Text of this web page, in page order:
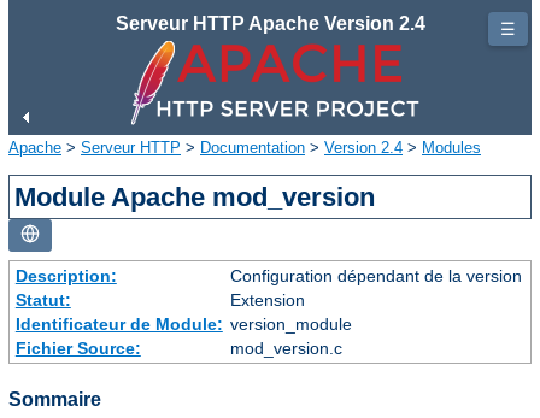
Serveur HTTP Apache Version 2.4
Apache > Serveur HTTP > Documentation > Version 2.4 > Modules
Module Apache mod_version
Description:
Configuration dépendant de la version
Statut:
Extension
Identificateur de Module: version_module
Fichier Source:
mod_version.c
Sommaire
☰